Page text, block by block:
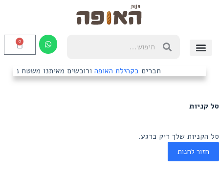
0
חבריםבקהילת האופהורוכשים מאיתנו משטח
סל קניות
סל הקניות שלך ריק כרגע.
חזור לחנות